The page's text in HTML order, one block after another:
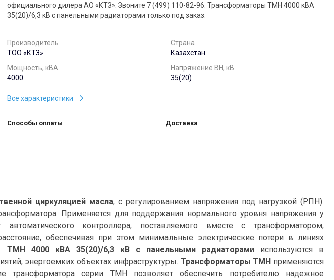
официального дилера АО «КТЗ». Звоните 7 (499) 110-82-96. Трансформаторы ТМН 4000 кВА
35(20)/6,3 кВ с панельными радиаторами только под заказ.
Производитель
ТОО «КТЗ»
Страна
Казахстан
Мощность, кВА
4000
Напряжение ВН, кВ
35(20)
Все характеристики
Способы оплаты Доставка
циркуляцией масла, с регулированием напряжения под нагрузкой (РПН).
Применяется для поддержания нормального уровня напряжения у
автоматического контроллера, поставляемого вместе с трансформатором,
обеспечивая при этом минимальные электрические потери в линиях
ТМН 4000 кВА 35(20)/6,3 кВ с панельными радиаторамииспользуются в
энергоемких объектах инфраструктуры. Трансформаторы ТМН применяются
трансформатора серии ТМН позволяет обеспечить потребителю надежное